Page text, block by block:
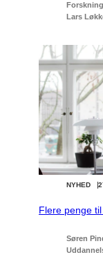
Forskning
Lars
NYHED
Flere penge
Søren